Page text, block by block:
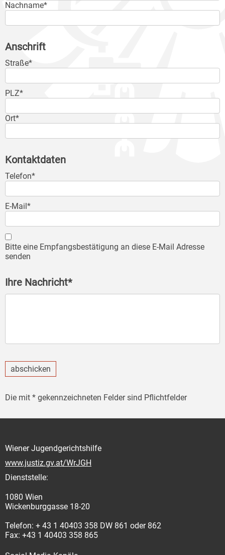
Nachname*
Anschrift
Straße*
PLZ*
Ort*
Kontaktdaten
Telefon*
E-Mail*
Bitte eine Empfangsbestätigung an diese E-Mail Adresse
senden
Ihre Nachricht*
abschicken
Die mit * gekennzeichneten Felder sind Pflichtfelder
Wiener Jugendgerichtshilfe
www.justiz.gv.at/WrJGH
Dienststelle:
1080 Wien
Wickenburggasse 18-20
Telefon: + 43 1 40403 358 DW 861 oder 862
Fax: +43 1 40403 358 865